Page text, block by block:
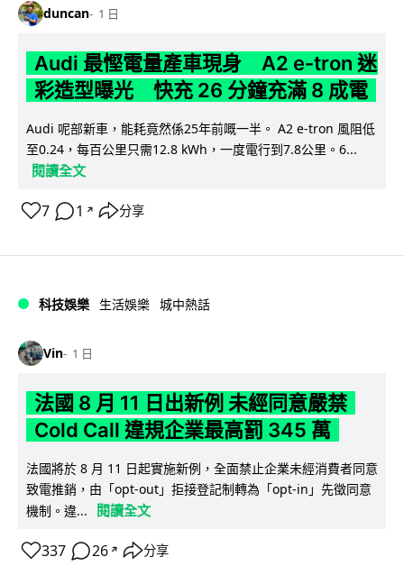
duncan 1 日
Audi 最慳電量產車現身 A2 e-tron 迷
彩造型曝光 快充 26 分鐘充滿 8 成電
Audi 呢部新車，能耗竟然係25年前嘅一半。 A2 e-tron 風阻低
至0.24，每百公里只需12.8 kWh，一度電行到7.8公里。6...
閱讀全文
7 1 ↗ 分享
科技娛樂 生活娛樂 城中熱話
Vin 1 日
法國 8 月 11 日出新例 未經同意嚴禁
Cold Call 違規企業最高罰 345 萬
法國將於 8 月 11 日起實施新例，全面禁止企業未經消費者同意
致電推銷，由「opt-out」拒接登記制轉為「opt-in」先徵同意
機制。違...
閱讀全文
337 26 ↗ 分享